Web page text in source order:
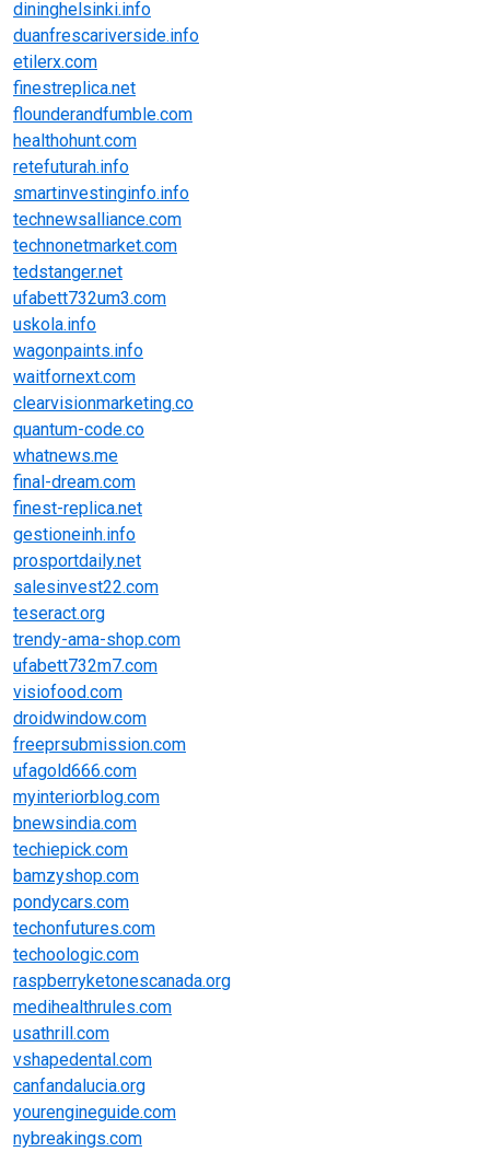
dininghelsinki.info
duanfrescariverside.info
etilerx.com
finestreplica.net
flounderandfumble.com
healthohunt.com
retefuturah.info
smartinvestinginfo.info
technewsalliance.com
technonetmarket.com
tedstanger.net
ufabett732um3.com
uskola.info
wagonpaints.info
waitfornext.com
clearvisionmarketing.co
quantum-code.co
whatnews.me
final-dream.com
finest-replica.net
gestioneinh.info
prosportdaily.net
salesinvest22.com
teseract.org
trendy-ama-shop.com
ufabett732m7.com
visiofood.com
droidwindow.com
freeprsubmission.com
ufagold666.com
myinteriorblog.com
bnewsindia.com
techiepick.com
bamzyshop.com
pondycars.com
techonfutures.com
techoologic.com
raspberryketonescanada.org
medihealthrules.com
usathrill.com
vshapedental.com
canfandalucia.org
yourengineguide.com
nybreakings.com